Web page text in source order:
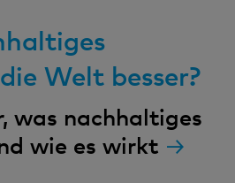
Welt besser?
was nachhaltiges
wie es wirkt